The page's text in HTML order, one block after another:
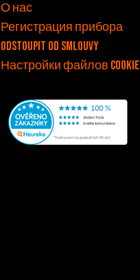
О нас
Регистрация прибора
Odstoupit od smlouvy
Настройки файлов cookie